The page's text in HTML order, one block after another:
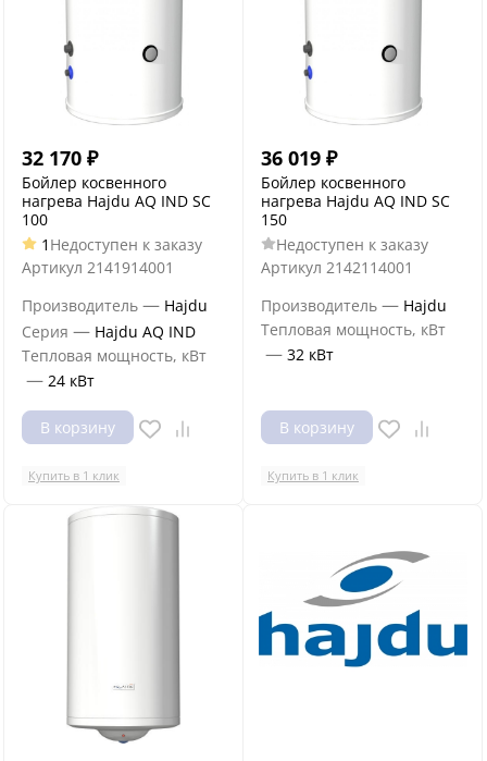
32 170 ₽
Бойлер косвенного
нагрева Hajdu AQ IND SC
100
1 Недоступен к заказу
Артикул 2141914001
Производитель — Hajdu
Серия — Hajdu AQ IND
Тепловая мощность, кВт
— 24 кВт
В корзину
Купить в 1 клик
36 019 ₽
Бойлер косвенного
нагрева Hajdu AQ IND SC
150
Недоступен к заказу
Артикул 2142114001
Производитель — Hajdu
Тепловая мощность, кВт
— 32 кВт
В корзину
Купить в 1 клик